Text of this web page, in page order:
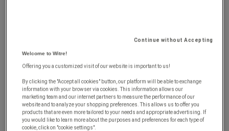
Continue without Accepting
Welcome to Witre!
Offering you a customized visit of our website is important to us!
By clicking the "Accept all cookies" button, our platform will be able to exchange
information with your browser via cookies. This information allows our
marketing team and our internet partners to measure the performance of our
website and to analyze your shopping preferences. This allows us to offer you
products that are even more tailored to your needs and appropriate advertising. If
you would like to learn more about the purposes and preferences for each type of
cookie, click on "cookie settings".